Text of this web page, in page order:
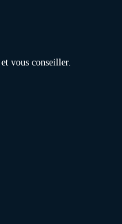
vous conseiller.